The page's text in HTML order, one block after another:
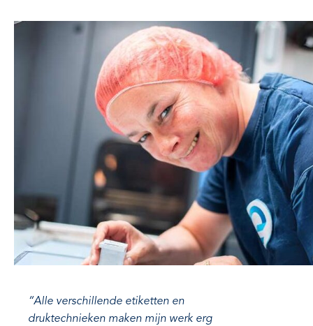
“Alle verschillende etiketten en
druktechnieken maken mijn werk erg